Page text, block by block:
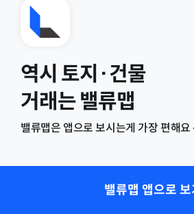
역시 토지·건물
거래는 밸류맵
밸류맵은 앱으로 보시는게 가장 편해요
밸류맵 앱으로 보